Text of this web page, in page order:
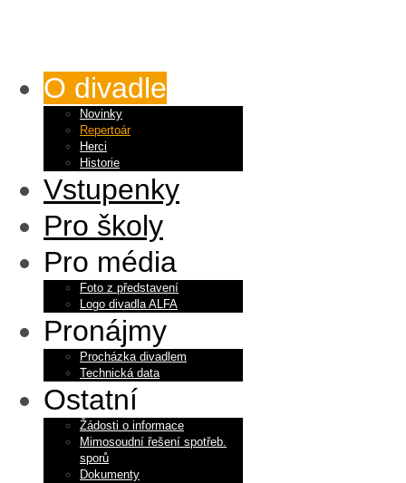
O divadle
Novinky
Repertoár
Herci
Historie
Vstupenky
Pro školy
Pro média
Foto z představení
Logo divadla ALFA
Pronájmy
Procházka divadlem
Technická data
Ostatní
Žádosti o informace
Mimosoudní řešení spotřeb.
sporů
Dokumenty